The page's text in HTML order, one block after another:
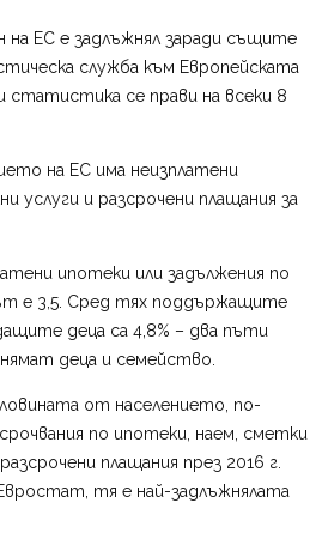
на ЕС е задлъжнял заради същите
служба към Европейската
статистика се прави на всеки 8
на ЕС има неизплатени
услуги и разсрочени плащания за
ипотеки или задължения по
е 3,5. Сред тях поддържащите
деца са 4,8% – два пъти
деца и семейство.
от населението, по-
по ипотеки, наем, сметки
плащания през 2016 г.
тя е най-задлъжнялата